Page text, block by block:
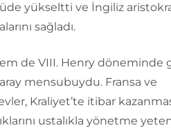
yükseltti ve İngiliz
sağladı.
de VIII. Henry döneminde
mensubuydu. Fransa ve
Kraliyet’te itibar
ustalıkla yönetme